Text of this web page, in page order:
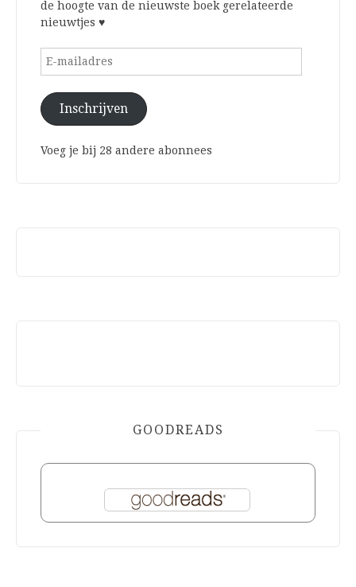
de hoogte van de nieuwste boek gerelateerde
nieuwtjes ♥
E-
Inschrijven
Voeg je bij 28 andere abonnees
GOODREADS